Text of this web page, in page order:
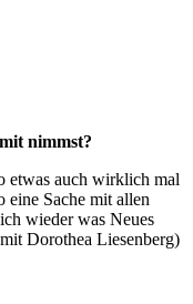
nimmst?
etwas auch wirklich mal
eine Sache mit allen
wieder was Neues
Dorothea Liesenberg)